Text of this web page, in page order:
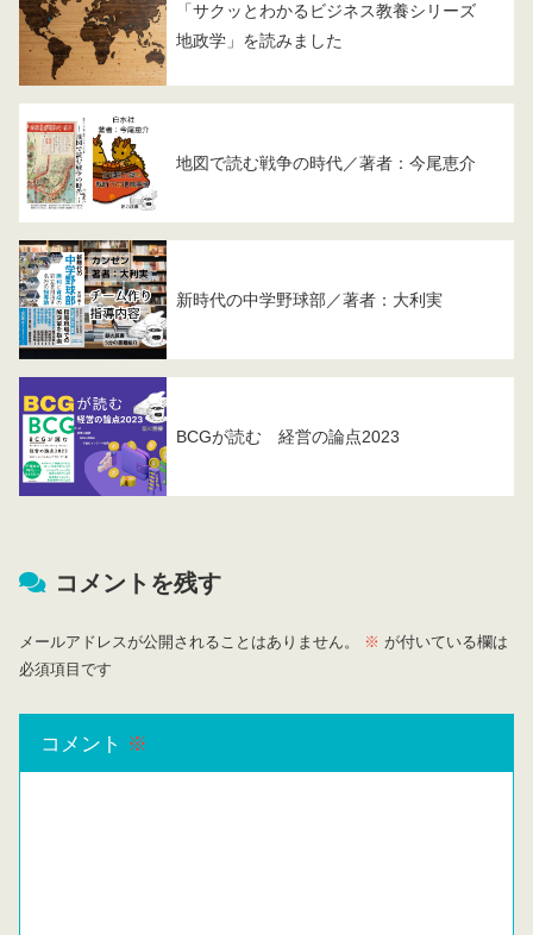
「サクッとわかるビジネス教養シリーズ
地政学」を読みました
地図で読む戦争の時代／著者：今尾恵介
新時代の中学野球部／著者：大利実
BCGが読む 経営の論点2023
コメントを残す
メールアドレスが公開されることはありません。 ※ が付いている欄は
必須項目です
コメント ※